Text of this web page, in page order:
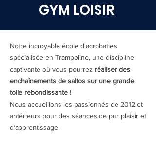
GYM LOISIR
Notre incroyable école d'acrobaties
spécialisée en Trampoline, une discipline
captivante où vous pourrez réaliser des
enchaînements de saltos sur une grande
toile rebondissante !
Nous accueillons les passionnés de 2012 et
antérieurs pour des séances de pur plaisir et
d'apprentissage.